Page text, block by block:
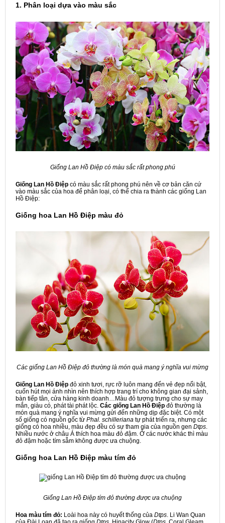
1. Phân loại dựa vào màu sắc
Giống Lan Hồ Điệp có màu sắc rất phong phú
Giống Lan Hồ Điệp có màu sắc rất phong phú nên về cơ bản căn cứ
vào màu sắc của hoa để phân loại, có thể chia ra thành các giống Lan
Hồ Điệp:
Giống hoa Lan Hồ Điệp màu đỏ
Các giống Lan Hồ Điệp đỏ thường là món quà mang ý nghĩa vui mừng
Giống Lan Hồ Điệp đỏ xinh tươi, rực rỡ luôn mang đến vẻ đẹp nổi bật,
cuốn hút mọi ánh nhìn nên thích hợp trang trí cho không gian đại sảnh,
bàn tiếp tân, cửa hàng kinh doanh…Màu đỏ tượng trưng cho sự may
mắn, giàu có, phát tài phát lộc. Các giống Lan Hồ Điệp đỏ thường là
món quà mang ý nghĩa vui mừng gửi đến những dịp đặc biệt. Có một
số giống có nguồn gốc từ Phal. schilleriana tự phát triển ra, nhưng các
giống có hoa nhiều, màu đẹp đều có sự tham gia của nguồn gen Dtps
Nhiều nước ở châu Á thích hoa màu đỏ đậm. Ở các nước khác thì màu
đỏ đậm hoặc tím sẫm không được ưa chuộng.
Giống hoa Lan Hồ Điệp màu tím đỏ
Giống Lan Hồ Điệp tím đỏ thường được ưa chuộng
Hoa màu tím đỏ: Loài hoa này có huyết thống của Dtps. Li Wan Quan